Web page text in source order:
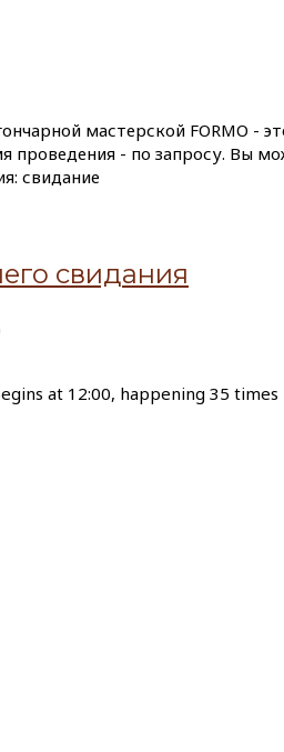
мастерской FORMO -
проведения - по запросу. Вы
свидание
свидания
at 12:00, happening 35 times